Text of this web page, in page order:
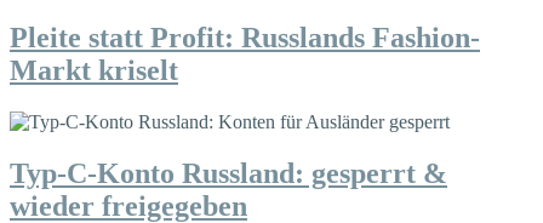
Pleite statt Profit: Russlands Fashion-
Markt kriselt
Typ-C-Konto Russland: gesperrt &
wieder freigegeben